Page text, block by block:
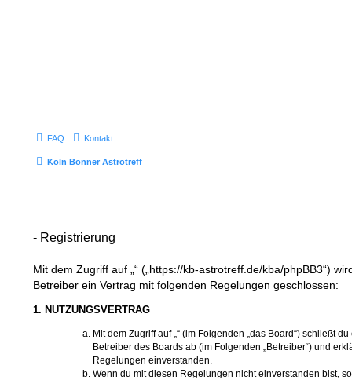
FAQ Kontakt
Köln Bonner Astrotreff
- Registrierung
Mit dem Zugriff auf „“ („https://kb-astrotreff.de/kba/phpBB3“)
Betreiber ein Vertrag mit folgenden Regelungen geschlossen:
1. NUTZUNGSVERTRAG
Mit dem Zugriff auf „“ (im Folgenden „das Board“) schließt
Betreiber des Boards ab (im Folgenden „Betreiber“) und
Regelungen einverstanden.
Wenn du mit diesen Regelungen nicht einverstanden bist,